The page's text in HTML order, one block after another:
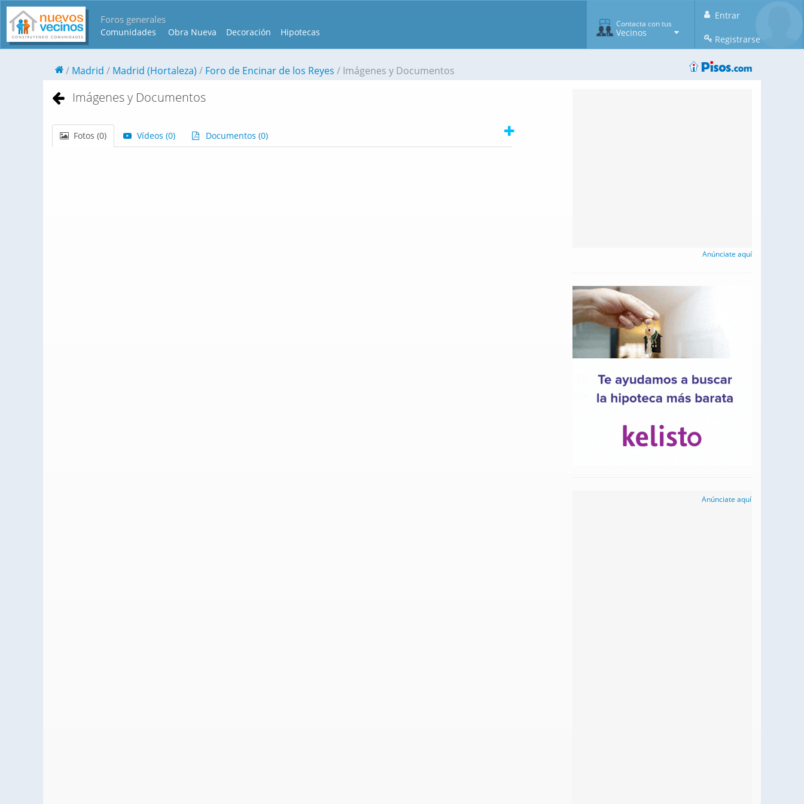
Foros generales
Comunidades Obra Nueva Decoración Hipotecas
Entrar
Registrarse
Contacta con tus
Vecinos
Madrid Madrid (Hortaleza) Foro de Encinar de los Reyes Imágenes y Documentos
Imágenes y Documentos
Fotos (0) Vídeos (0) Documentos (0)
Anúnciate aquí
Anúnciate aquí